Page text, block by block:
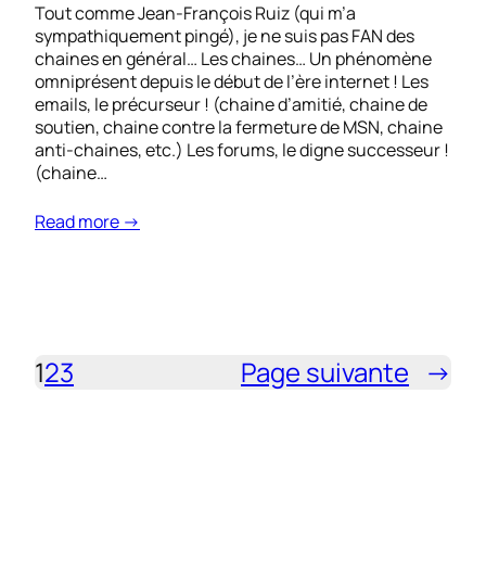
Tout comme Jean-François Ruiz (qui m’a
sympathiquement pingé), je ne suis pas FAN des
chaines en général… Les chaines… Un phénomène
omniprésent depuis le début de l’ère internet ! Les
emails, le précurseur ! (chaine d’amitié, chaine de
soutien, chaine contre la fermeture de MSN, chaine
anti-chaines, etc.) Les forums, le digne successeur !
(chaine…
Read more →
123 Page suivante →